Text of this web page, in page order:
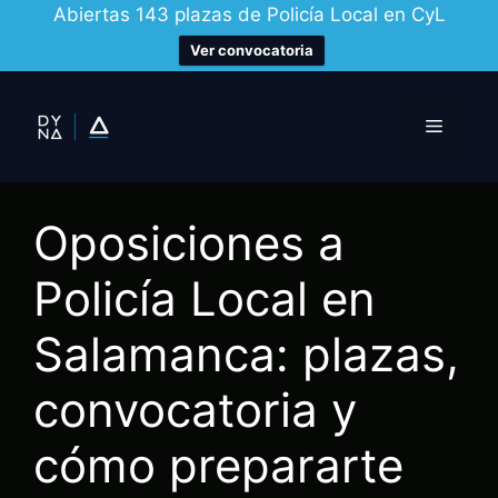
Abiertas 143 plazas de Policía Local en CyL
Ver convocatoria
contenido
Menú
Oposiciones a
Policía Local en
Salamanca: plazas,
convocatoria y
cómo prepararte